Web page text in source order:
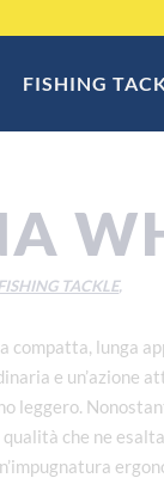
FISHING
TACKLE,
compatta, lunga
e un’azione
leggero.
che ne